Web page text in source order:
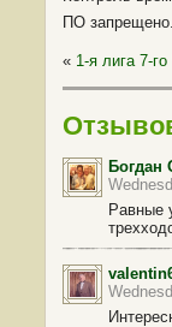
ПО запрещено.
« 1-я лига 7-
Богдан
Равные